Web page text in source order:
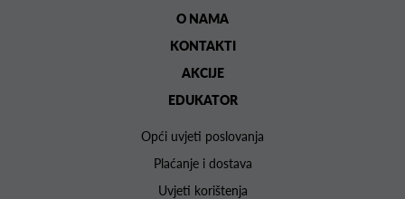
O NAMA
KONTAKTI
AKCIJE
EDUKATOR
Opći uvjeti poslovanja
Plaćanje i dostava
Uvjeti korištenja